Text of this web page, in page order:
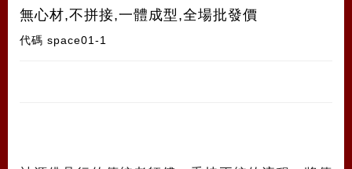
無心材,不拼接,一體成型,全場批發價
代碼 space01-1